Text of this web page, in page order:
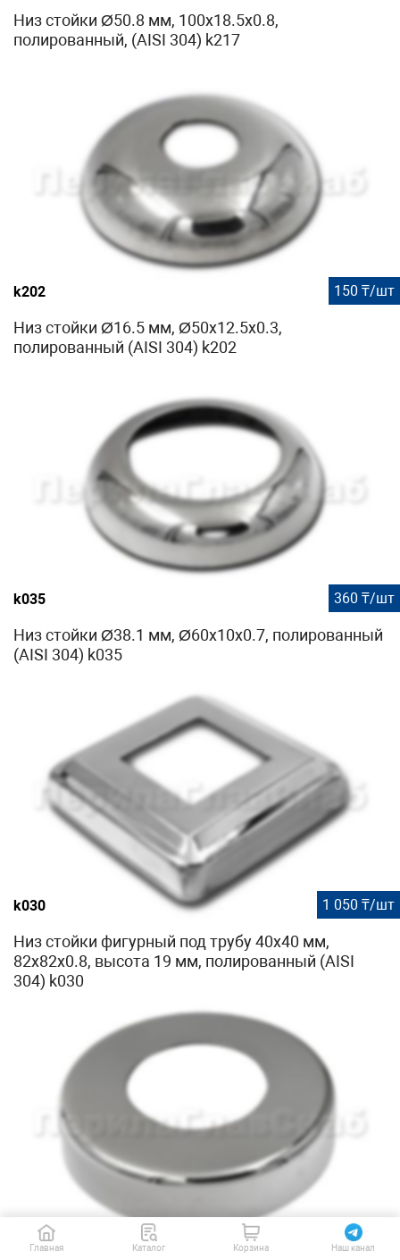
Низ стойки Ø50.8 мм, 100х18.5х0.8,
полированный, (AISI 304) k217
k202 150 ₸/шт
Низ стойки Ø16.5 мм, Ø50х12.5х0.3,
полированный (AISI 304) k202
k035 360 ₸/шт
Низ стойки Ø38.1 мм, Ø60х10х0.7, полированный
(AISI 304) k035
k030 1 050 ₸/шт
Низ стойки фигурный под трубу 40х40 мм,
82х82х0.8, высота 19 мм, полированный (AISI
304) k030
k043 580 ₸/шт
Главная Каталог Корзина Наш канал